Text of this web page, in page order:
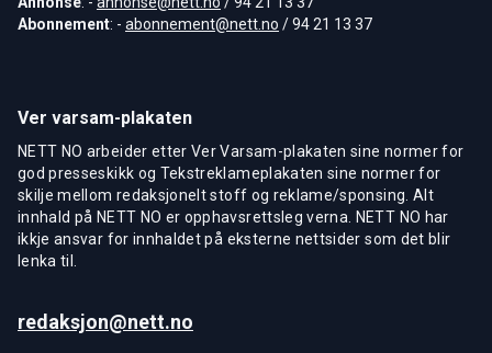
Abonnement: - abonnement@nett.no / 94 21 13 37
Ver varsam-plakaten
NETT NO arbeider etter Ver Varsam-plakaten sine normer for
god presseskikk og Tekstreklameplakaten sine normer for
skilje mellom redaksjonelt stoff og reklame/sponsing. Alt
innhald på NETT NO er opphavsrettsleg verna. NETT NO har
ikkje ansvar for innhaldet på eksterne nettsider som det blir
lenka til.
redaksjon@nett.no